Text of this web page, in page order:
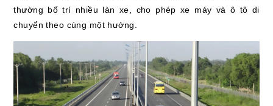
thường bố trí nhiều làn xe, cho phép xe máy và ô tô di
chuyển theo cùng một hướng.